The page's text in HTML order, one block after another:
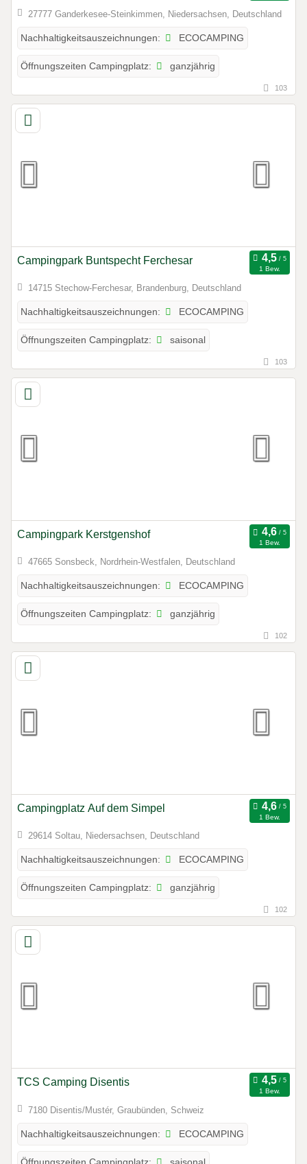
27777 Ganderkesee-Steinkimmen, Niedersachsen, Deutschland
Nachhaltigkeitsauszeichnungen: ECOCAMPING
Öffnungszeiten Campingplatz: ganzjährig
103
Campingpark Buntspecht Ferchesar
1 Bew.
14715 Stechow-Ferchesar, Brandenburg, Deutschland
Nachhaltigkeitsauszeichnungen: ECOCAMPING
Öffnungszeiten Campingplatz: saisonal
103
Campingpark Kerstgenshof
1 Bew.
47665 Sonsbeck, Nordrhein-Westfalen, Deutschland
Nachhaltigkeitsauszeichnungen: ECOCAMPING
Öffnungszeiten Campingplatz: ganzjährig
102
Campingplatz Auf dem Simpel
1 Bew.
29614 Soltau, Niedersachsen, Deutschland
Nachhaltigkeitsauszeichnungen: ECOCAMPING
Öffnungszeiten Campingplatz: ganzjährig
102
TCS Camping Disentis
1 Bew.
7180 Disentis/Mustér, Graubünden, Schweiz
Nachhaltigkeitsauszeichnungen: ECOCAMPING
saisonal